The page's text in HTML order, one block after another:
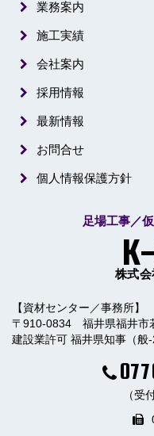
業務案内
施工実績
会社案内
採用情報
最新情報
お問合せ
個人情報保護方針
足場工事／
株式
【資材センター／事務所】
〒910-0834 福井県福井市
建設業許可 福井県知事（般
（受